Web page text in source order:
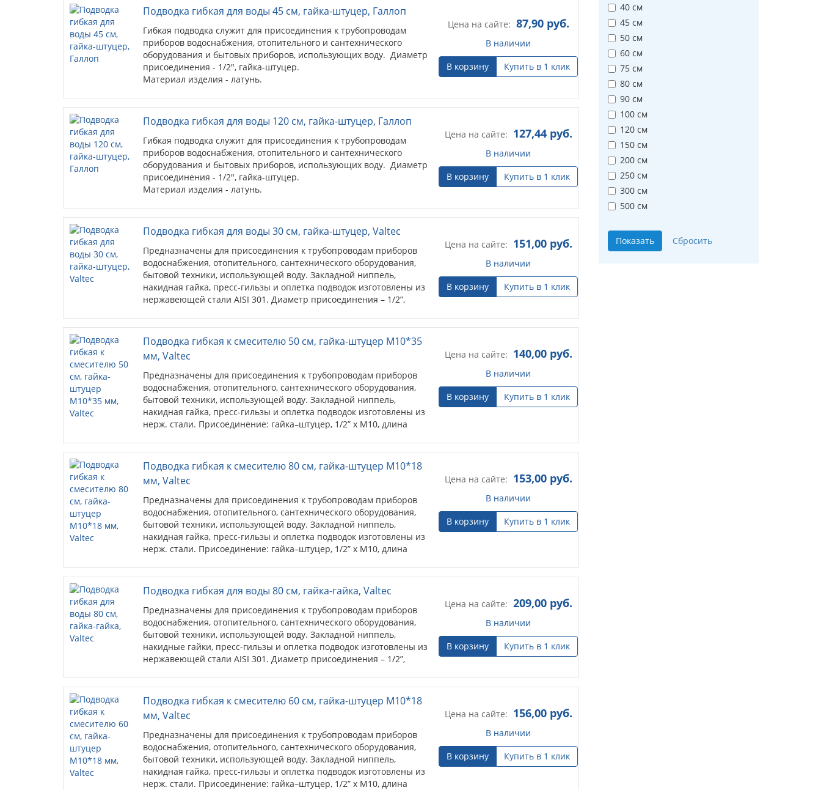
40 см
45 см
50 см
60 см
75 см
80 см
90 см
100 см
120 см
150 см
200 см
250 см
300 см
500 см
Подводка гибкая для воды 45 см, гайка-штуцер, Галлоп
Гибкая подводка служит для присоединения к трубопроводам
приборов водоснабжения, отопительного и сантехнического
оборудования и бытовых приборов, использующих воду. Диаметр
присоединения - 1/2", гайка-штуцер.
Материал изделия - латунь.
Цена на сайте: 87,90руб.
В наличии
В корзину
Купить в 1 клик
Подводка гибкая для воды 120 см, гайка-штуцер, Галлоп
Гибкая подводка служит для присоединения к трубопроводам
приборов водоснабжения, отопительного и сантехнического
оборудования и бытовых приборов, использующих воду. Диаметр
присоединения - 1/2", гайка-штуцер.
Материал изделия - латунь.
Цена на сайте: 127,44руб.
В наличии
В корзину
Купить в 1 клик
Подводка гибкая для воды 30 см, гайка-штуцер, Valtec
Предназначены для присоединения к трубопроводам приборов
водоснабжения, отопительного, сантехнического оборудования,
бытовой техники, использующей воду. Закладной ниппель,
накидная гайка, пресс-гильзы и оплетка подводок изготовлены из
нержавеющей стали AISI 301. Диаметр присоединения – 1/2”,
Цена на сайте: 151,00руб.
В наличии
В корзину
Купить в 1 клик
Подводка гибкая к смесителю 50 см, гайка-штуцер М10*35
мм, Valtec
Предназначены для присоединения к трубопроводам приборов
водоснабжения, отопительного, сантехнического оборудования,
бытовой техники, использующей воду. Закладной ниппель,
накидная гайка, пресс-гильзы и оплетка подводок изготовлены из
нерж. стали. Присоединение: гайка–штуцер, 1/2” х M10, длина
Цена на сайте: 140,00руб.
В наличии
В корзину
Купить в 1 клик
Подводка гибкая к смесителю 80 см, гайка-штуцер М10*18
мм, Valtec
Предназначены для присоединения к трубопроводам приборов
водоснабжения, отопительного, сантехнического оборудования,
бытовой техники, использующей воду. Закладной ниппель,
накидная гайка, пресс-гильзы и оплетка подводок изготовлены из
нерж. стали. Присоединение: гайка–штуцер, 1/2” х M10, длина
Цена на сайте: 153,00руб.
В наличии
В корзину
Купить в 1 клик
Подводка гибкая для воды 80 см, гайка-гайка, Valtec
Предназначены для присоединения к трубопроводам приборов
водоснабжения, отопительного, сантехнического оборудования,
бытовой техники, использующей воду. Закладной ниппель,
накидные гайки, пресс-гильзы и оплетка подводок изготовлены из
нержавеющей стали AISI 301. Диаметр присоединения – 1/2”,
Цена на сайте: 209,00руб.
В наличии
В корзину
Купить в 1 клик
Подводка гибкая к смесителю 60 см, гайка-штуцер М10*18
мм, Valtec
Предназначены для присоединения к трубопроводам приборов
водоснабжения, отопительного, сантехнического оборудования,
бытовой техники, использующей воду. Закладной ниппель,
накидная гайка, пресс-гильзы и оплетка подводок изготовлены из
нерж. стали. Присоединение: гайка–штуцер, 1/2” х M10, длина
Цена на сайте: 156,00руб.
В наличии
В корзину
Купить в 1 клик